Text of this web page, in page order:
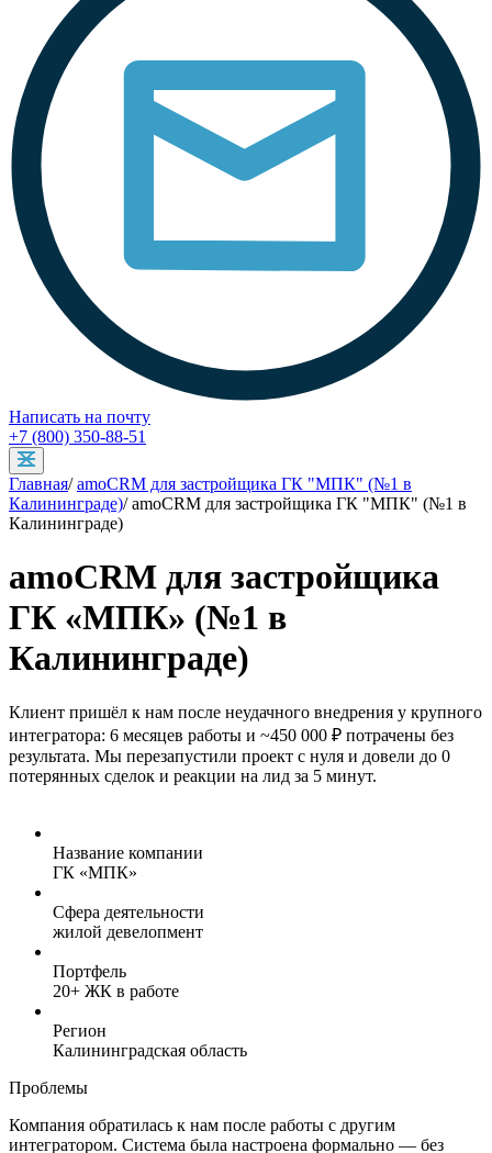
Написать на почту
+7 (800) 350-88-51
Главная/ amoCRM для застройщика ГК "МПК" (№1 в
Калининграде)/ amoCRM для застройщика ГК "МПК" (№1 в
Калининграде)
amoCRM для застройщика
ГК «МПК» (№1 в
Калининграде)
Клиент пришёл к нам после неудачного внедрения у крупного
интегратора: 6 месяцев работы и ~450 000 ₽ потрачены без
результата. Мы перезапустили проект с нуля и довели до 0
потерянных сделок и реакции на лид за 5 минут.
Название компании
ГК «МПК»
Сфера деятельности
жилой девелопмент
Портфель
20+ ЖК в работе
Регион
Калининградская область
Проблемы
Компания обратилась к нам после работы с другим
интегратором. Система была настроена формально — без